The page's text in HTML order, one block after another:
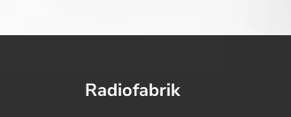
Radiofabrik